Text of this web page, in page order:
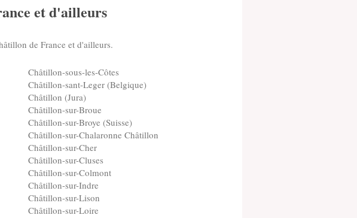
et d'ailleurs
de France et d'ailleurs.
Châtillon-sous-les-Côtes
Châtillon-sant-Leger (Belgique)
Châtillon (Jura)
Châtillon-sur-Broue
Châtillon-sur-Broye (Suisse)
Châtillon-sur-Chalaronne Châtillon
Châtillon-sur-Cher
Châtillon-sur-Cluses
Châtillon-sur-Colmont
Châtillon-sur-Indre
Châtillon-sur-Lison
Châtillon-sur-Loire